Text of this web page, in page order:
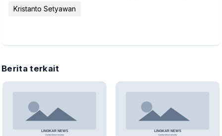
Kristanto Setyawan
Berita terkait